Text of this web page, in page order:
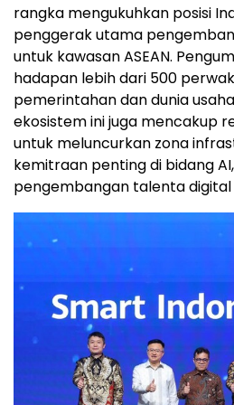
rangka mengukuhkan posisi
penggerak utama
untuk kawasan ASEAN.
hadapan lebih dari 500
pemerintahan dan dunia
ekosistem ini juga mencakup
untuk meluncurkan zona
kemitraan penting di bidang
pengembangan talenta digital